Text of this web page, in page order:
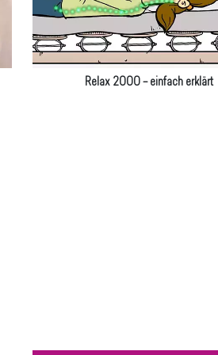
Relax 2000 – einfach erklärt